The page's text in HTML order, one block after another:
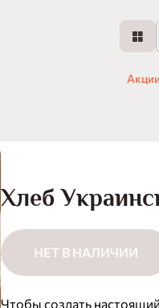
Акции
Хлеб
НЕТ В НАЛИЧИИ
Чтобы создать